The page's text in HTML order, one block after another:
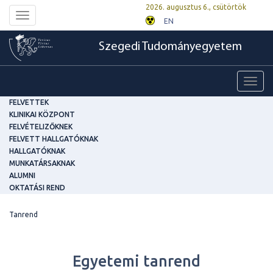
Toggle
navigation
2026. augusztus 6., csütörtök
EN
Szegedi Tudományegyetem
FELVETTEK
KLINIKAI KÖZPONT
FELVÉTELIZŐKNEK
FELVETT HALLGATÓKNAK
HALLGATÓKNAK
MUNKATÁRSAKNAK
ALUMNI
OKTATÁSI REND
Tanrend
Egyetemi tanrend